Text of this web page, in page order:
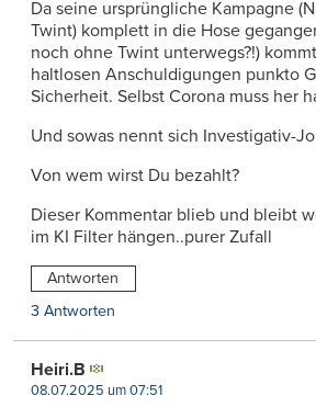
Da seine ursprüngliche Kampagne
Twint) komplett in die Hose
noch ohne Twint unterwegs?!)
haltlosen Anschuldigungen punkto
Sicherheit. Selbst Corona muss her
Und sowas nennt sich Investigativ-
Von wem wirst Du bezahlt?
Dieser Kommentar blieb und bleibt
im KI Filter hängen..purer Zufall
Antworten
3 Antworten
Heiri.B
08.07.2025 um 07:51